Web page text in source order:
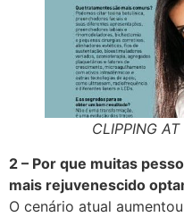
CLIPPING
2 – Por que muitas
mais rejuvenescido
O cenário atual